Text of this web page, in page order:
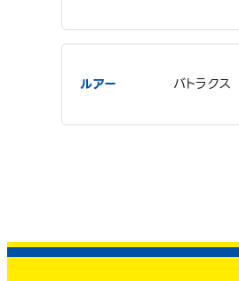
ルアー バトラクス